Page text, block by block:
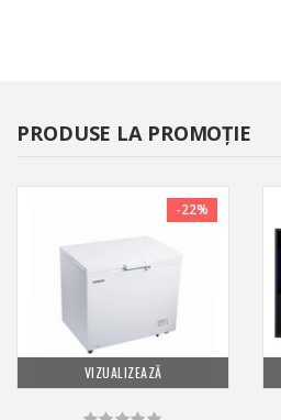
PRODUSE LA PROMOȚIE
VIZUALIZEAZĂ
-22%